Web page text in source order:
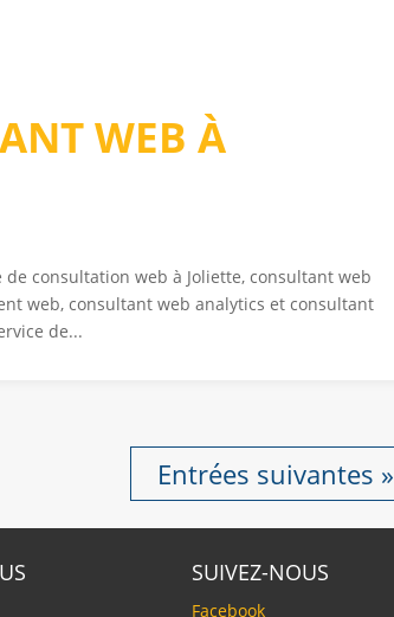
WEB À
consultation web à Joliette, consultant web
web, consultant web analytics et consultant
de...
Entrées suivantes »
SUIVEZ-NOUS
Facebook